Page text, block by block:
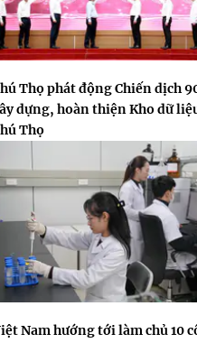
Thọ phát động Chiến dịch
dựng, hoàn thiện Kho dữ
Thọ
Nam hướng tới làm chủ 10